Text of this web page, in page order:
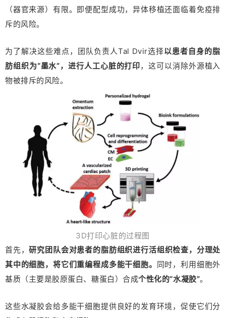
（器官来源）有限。即便配型成功，异体移植还面临着免疫排
斥的风险。
为了解决这些难点，团队负责人Tal Dvir选择以患者自身的脂
肪组织为“墨水”，进行人工心脏的打印，这可以消除外源植入
物被排斥的风险。
3D打印心脏的过程图
首先，研究团队会对患者的脂肪组织进行活组织检查，分理处
其中的细胞，将它们重编程成多能干细胞。 同时，利用细胞外
基质（主要是胶原蛋白、糖蛋白）合成个性化的“水凝胶”。
这些水凝胶会给多能干细胞提供良好的发育环境，促使它们分